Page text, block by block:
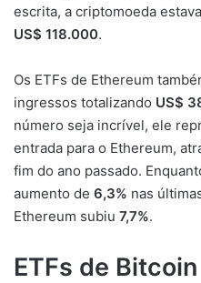
escrita, a criptomoeda
US$ 118.000.
Os ETFs de Ethereum
ingressos totalizando US$
número seja incrível, ele
entrada para o Ethereum,
fim do ano passado.
aumento de 6,3% nas
Ethereum subiu 7,7%.
ETFs de